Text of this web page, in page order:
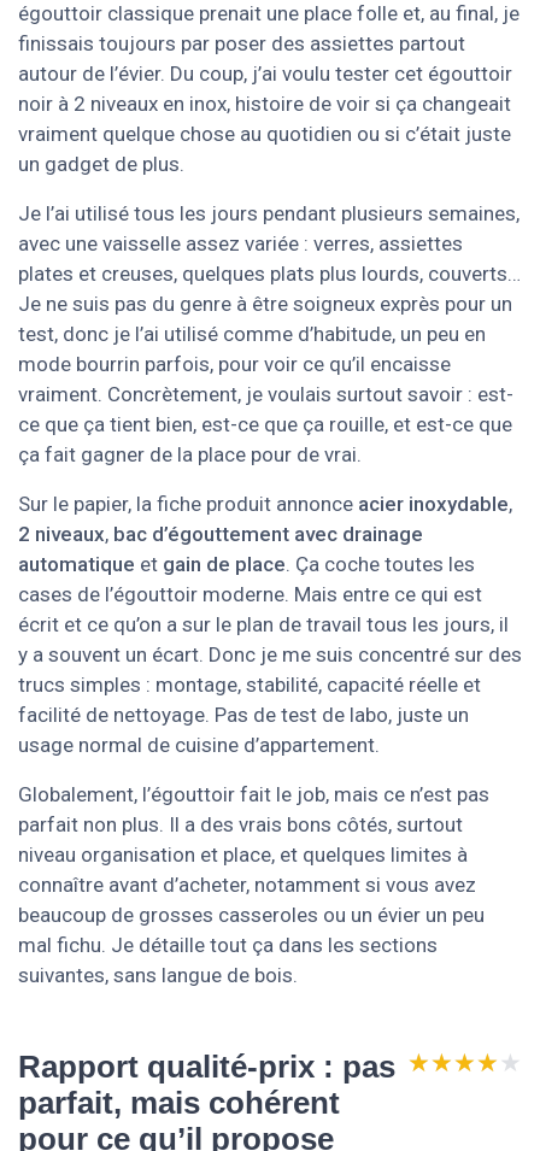
égouttoir classique prenait une place folle et, au final, je
finissais toujours par poser des assiettes partout
autour de l’évier. Du coup, j’ai voulu tester cet égouttoir
noir à 2 niveaux en inox, histoire de voir si ça changeait
vraiment quelque chose au quotidien ou si c’était juste
un gadget de plus.
Je l’ai utilisé tous les jours pendant plusieurs semaines,
avec une vaisselle assez variée : verres, assiettes
plates et creuses, quelques plats plus lourds, couverts…
Je ne suis pas du genre à être soigneux exprès pour un
test, donc je l’ai utilisé comme d’habitude, un peu en
mode bourrin parfois, pour voir ce qu’il encaisse
vraiment. Concrètement, je voulais surtout savoir : est-
ce que ça tient bien, est-ce que ça rouille, et est-ce que
ça fait gagner de la place pour de vrai.
Sur le papier, la fiche produit annonce acier inoxydable,
2 niveaux, bac d’égouttement avec drainage
automatique et gain de place. Ça coche toutes les
cases de l’égouttoir moderne. Mais entre ce qui est
écrit et ce qu’on a sur le plan de travail tous les jours, il
y a souvent un écart. Donc je me suis concentré sur des
trucs simples : montage, stabilité, capacité réelle et
facilité de nettoyage. Pas de test de labo, juste un
usage normal de cuisine d’appartement.
Globalement, l’égouttoir fait le job, mais ce n’est pas
parfait non plus. Il a des vrais bons côtés, surtout
niveau organisation et place, et quelques limites à
connaître avant d’acheter, notamment si vous avez
beaucoup de grosses casseroles ou un évier un peu
mal fichu. Je détaille tout ça dans les sections
suivantes, sans langue de bois.
Rapport qualité-prix : pas
parfait, mais cohérent
pour ce qu’il propose
★★★★★
★★★★★